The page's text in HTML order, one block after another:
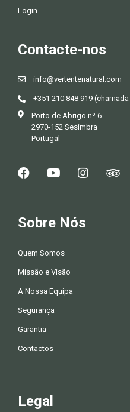
Login
Contacte-nos
info@vertentenatural.com
+351 210 848 919
Porto de Abrigo nº 6
2970-152 Sesimbra
Portugal
Sobre Nós
Quem Somos
Missão e Visão
A Nossa Equipa
Segurança
Garantia
Contactos
Legal